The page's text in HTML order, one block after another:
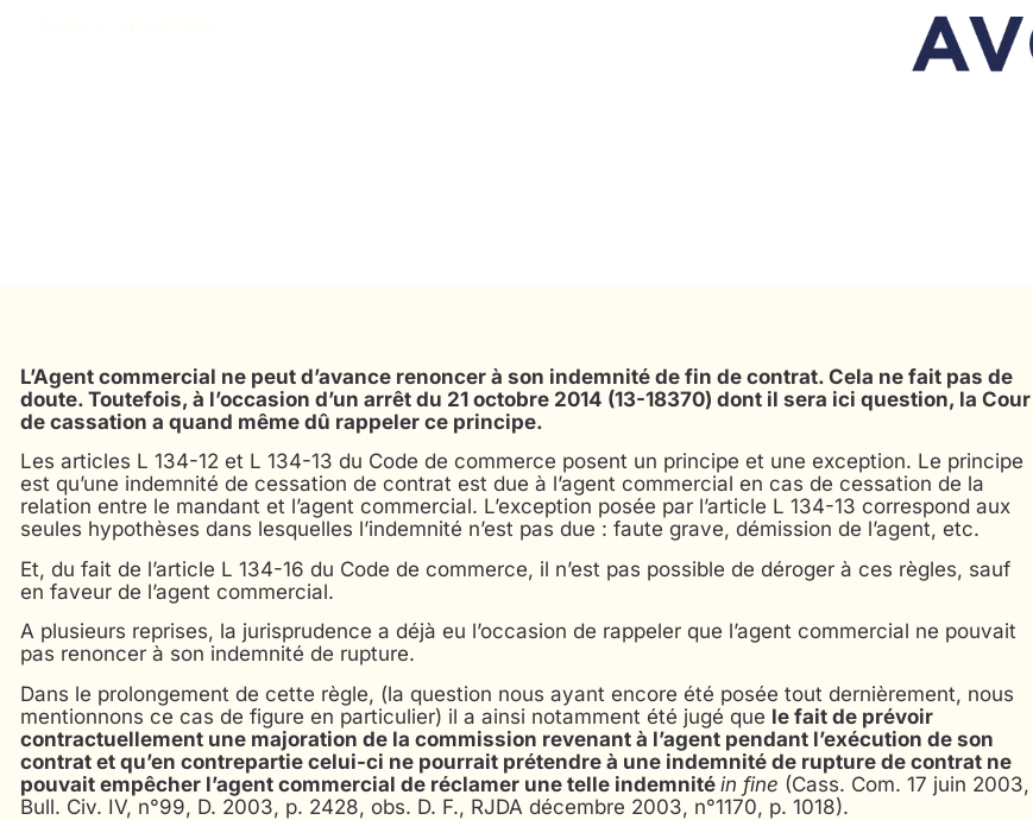
L’Agent commercial ne peut d’avance renoncer à son indemnité de fin de contrat. Cela ne fait pas de
doute. Toutefois, à l’occasion d’un arrêt du 21 octobre 2014 (13-18370) dont il sera ici question, la Cour
de cassation a quand même dû rappeler ce principe.
Les articles L 134-12 et L 134-13 du Code de commerce posent un principe et une exception. Le principe
est qu’une indemnité de cessation de contrat est due à l’agent commercial en cas de cessation de la
relation entre le mandant et l’agent commercial. L’exception posée par l’article L 134-13 correspond aux
seules hypothèses dans lesquelles l’indemnité n’est pas due : faute grave, démission de l’agent, etc.
Et, du fait de l’article L 134-16 du Code de commerce, il n’est pas possible de déroger à ces règles, sauf
en faveur de l’agent commercial.
A plusieurs reprises, la jurisprudence a déjà eu l’occasion de rappeler que l’agent commercial ne pouvait
pas renoncer à son indemnité de rupture.
Dans le prolongement de cette règle, (la question nous ayant encore été posée tout dernièrement, nous
mentionnons ce cas de figure en particulier) il a ainsi notamment été jugé que le fait de prévoir
contractuellement une majoration de la commission revenant à l’agent pendant l’exécution de son
contrat et qu’en contrepartie celui-ci ne pourrait prétendre à une indemnité de rupture de contrat ne
pouvait empêcher l’agent commercial de réclamer une telle indemnité in fine (Cass. Com. 17 juin 2003,
Bull. Civ. IV, n°99, D. 2003, p. 2428, obs. D. F., RJDA décembre 2003, n°1170, p. 1018).